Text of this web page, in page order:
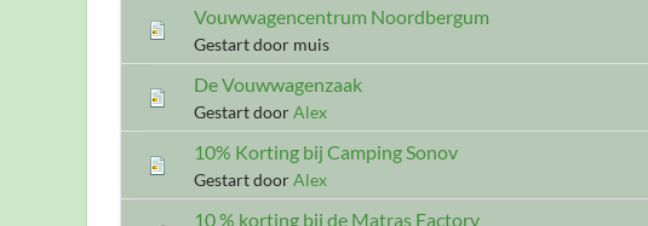
Vouwwagencentrum Noordbergum
Gestart door muis
De Vouwwagenzaak
Gestart doorAlex
10% Korting bij Camping Sonov
Gestart doorAlex
10 % korting bij de Matras Factory